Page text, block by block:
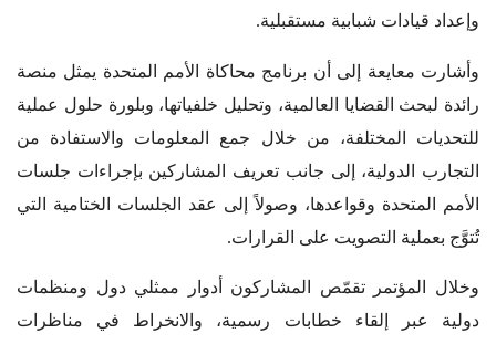
وإعداد قيادات شبابية مستقبلية.
وأشارت معايعة إلى أن برنامج محاكاة الأمم المتحدة يمثل منصة
رائدة لبحث القضايا العالمية، وتحليل خلفياتها، وبلورة حلول عملية
للتحديات المختلفة، من خلال جمع المعلومات والاستفادة من
التجارب الدولية، إلى جانب تعريف المشاركين بإجراءات جلسات
الأمم المتحدة وقواعدها، وصولاً إلى عقد الجلسات الختامية التي
تُتوَّج بعملية التصويت على القرارات.
وخلال المؤتمر تقمّص المشاركون أدوار ممثلي دول ومنظمات
دولية عبر إلقاء خطابات رسمية، والانخراط في مناظرات